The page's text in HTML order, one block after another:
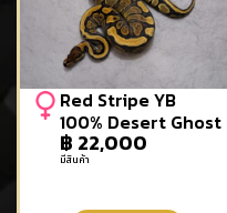
Red Stripe YB
100% Desert Ghost
฿ 22,000
มีสินค้า